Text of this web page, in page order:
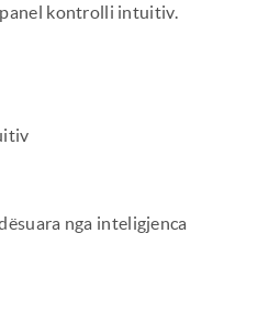
kontrolli intuitiv.
nga inteligjenca